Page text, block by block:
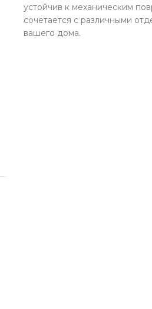
устойчив к механическим
сочетается с различными
вашего дома.